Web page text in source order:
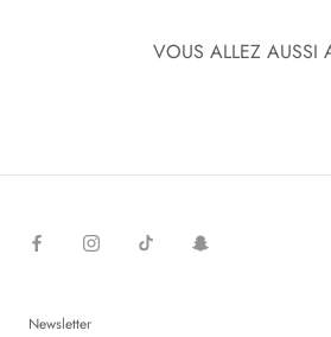
VOUS ALLEZ AUSSI
Newsletter